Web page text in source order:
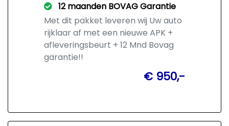
12 maanden BOVAG Garantie
Met dit pakket leveren wij Uw auto
rijklaar af met een nieuwe APK +
afleveringsbeurt + 12 Mnd Bovag
garantie!!
€ 950,-